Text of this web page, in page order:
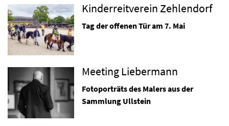
Kinderreitverein Zehlendorf
Tag der offenen Tür am 7. Mai
Meeting Liebermann
Fotoporträts des Malers aus der
Sammlung Ullstein